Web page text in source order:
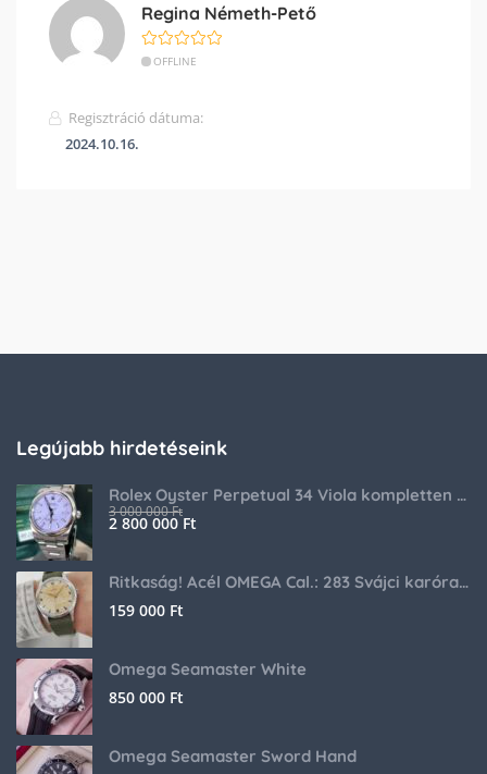
Regina Németh-Pető
OFFLINE
Regisztráció dátuma:
2024.10.16.
Legújabb hirdetéseink
Rolex Oyster Perpetual 34 Viola kompletten gyári garanciával
3 000 000Ft
2 800 000Ft
Ritkaság! Acél OMEGA Cal.: 283 Svájci karóra 1953-ból!
159 000 Ft
Omega Seamaster White
850 000 Ft
Omega Seamaster Sword Hand